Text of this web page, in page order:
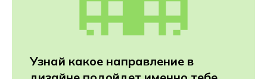
Узнай какое направление в